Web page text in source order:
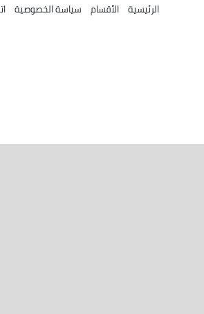
الرئيسية الأقسام سياسة الخصوصية